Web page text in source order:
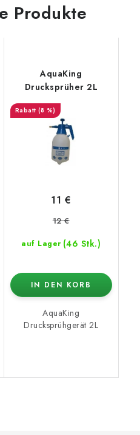
Produkte
AquaKing
Drucksprüher 2L
(8 %)
auf Lager (46 Stk.)
11 €
12 €
IN DEN KORB
AquaKing
Drucksprühgerät 2L